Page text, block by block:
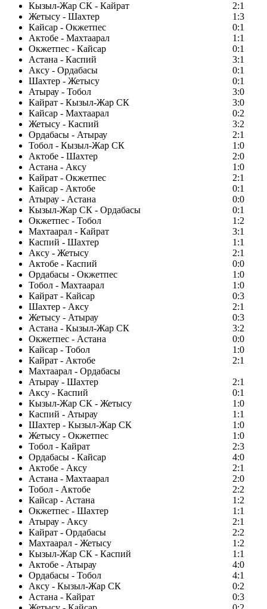
Кызыл-Жар СК - Кайрат
2:1
Жетысу - Шахтер
1:3
Кайсар - Окжетпес
0:1
Актобе - Махтаарал
1:1
Окжетпес - Кайсар
0:1
Астана - Каспий
3:1
Аксу - Ордабасы
0:1
Шахтер - Жетысу
0:1
Атырау - Тобол
3:0
Кайрат - Кызыл-Жар СК
3:0
Кайсар - Махтаарал
0:2
Жетысу - Каспий
3:2
Ордабасы - Атырау
2:1
Тобол - Кызыл-Жар СК
1:0
Актобе - Шахтер
2:0
Астана - Аксу
1:0
Кайрат - Окжетпес
2:1
Кайсар - Актобе
0:1
Атырау - Астана
0:0
Кызыл-Жар СК - Ордабасы
0:1
Окжетпес - Тобол
1:2
Махтаарал - Кайрат
3:1
Каспий - Шахтер
1:1
Аксу - Жетысу
2:1
Актобе - Каспий
0:0
Ордабасы - Окжетпес
1:0
Тобол - Махтаарал
1:0
Кайрат - Кайсар
0:3
Шахтер - Аксу
2:1
Жетысу - Атырау
0:3
Астана - Кызыл-Жар СК
3:2
Окжетпес - Астана
0:0
Кайсар - Тобол
1:0
Кайрат - Актобе
2:1
Махтаарал - Ордабасы
Атырау - Шахтер
2:1
Аксу - Каспий
0:1
Кызыл-Жар СК - Жетысу
1:0
Каспий - Атырау
1:1
Шахтер - Кызыл-Жар СК
1:0
Жетысу - Окжетпес
1:0
Тобол - Кайрат
2:3
Ордабасы - Кайсар
4:0
Актобе - Аксу
2:1
Астана - Махтаарал
2:0
Тобол - Актобе
2:2
Кайсар - Астана
1:2
Окжетпес - Шахтер
1:1
Атырау - Аксу
2:1
Кайрат - Ордабасы
2:2
Махтаарал - Жетысу
1:2
Кызыл-Жар СК - Каспий
1:1
Актобе - Атырау
4:0
Ордабасы - Тобол
4:1
Аксу - Кызыл-Жар СК
0:2
Астана - Кайрат
0:3